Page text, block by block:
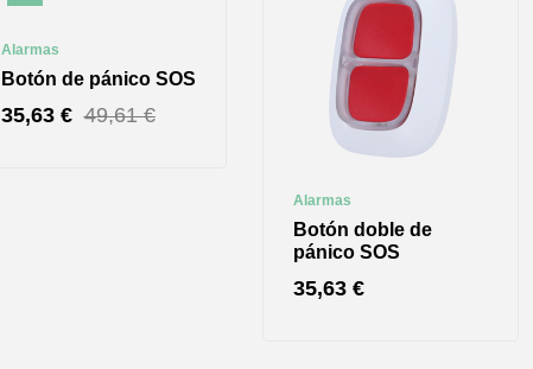
Alarmas
Botón de pánico SOS
49,61€
35,63 €
Alarmas
Botón doble de
pánico SOS
35,63 €